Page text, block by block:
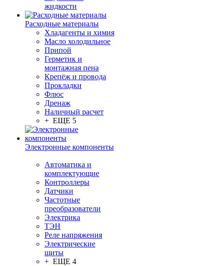
жидкости
Расходные материалы
Хладагенты и химия
Масло холодильное
Припой
Герметик и
монтажная пена
Крепёж и провода
Прокладки
Флюс
Дренаж
Наличный расчет
+ ЕЩЕ 5
Электронные компоненты
Автоматика и
комплектующие
Контроллеры
Датчики
Частотные
преобразователи
Электрика
ТЭН
Реле напряжения
Электрические
щиты
+ ЕЩЕ 4